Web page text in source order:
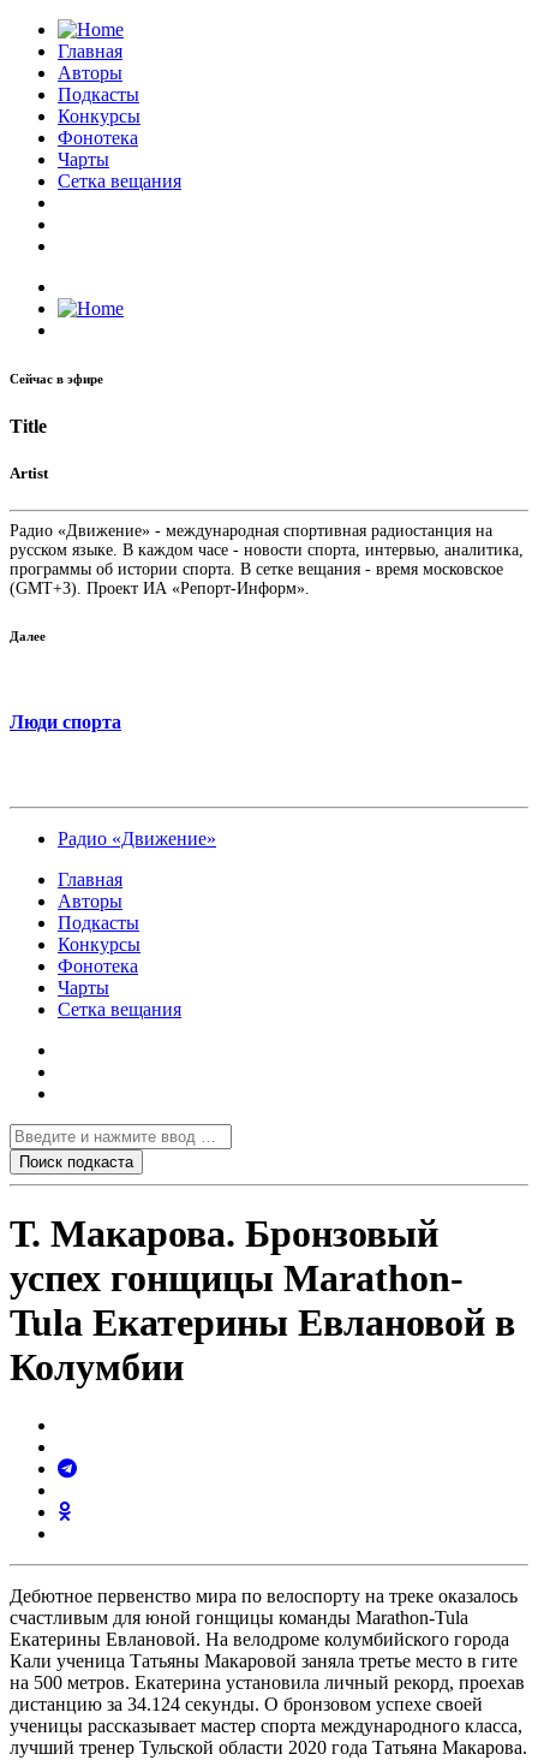
Главная
Авторы
Подкасты
Конкурсы
Фонотека
Чарты
Сетка вещания
Сейчас в эфире
Title
Artist
Радио «Движение» - международная спортивная радиостанция на
русском языке. В каждом часе - новости спорта, интервью, аналитика,
программы об истории спорта. В сетке вещания - время московское
(GMT+3). Проект ИА «Репорт-Информ».
Далее
Люди спорта
Радио «Движение»
Главная
Авторы
Подкасты
Конкурсы
Фонотека
Чарты
Сетка вещания
Т. Макарова. Бронзовый
успех гонщицы Marathon-
Tula Екатерины Евлановой в
Колумбии
Дебютное первенство мира по велоспорту на треке оказалось
счастливым для юной гонщицы команды Marathon-Tula
Екатерины Евлановой. На велодроме колумбийского города
Кали ученица Татьяны Макаровой заняла третье место в гите
на 500 метров. Екатерина установила личный рекорд, проехав
дистанцию за 34.124 секунды. О бронзовом успехе своей
ученицы рассказывает мастер спорта международного класса,
лучший тренер Тульской области 2020 года Татьяна Макарова.